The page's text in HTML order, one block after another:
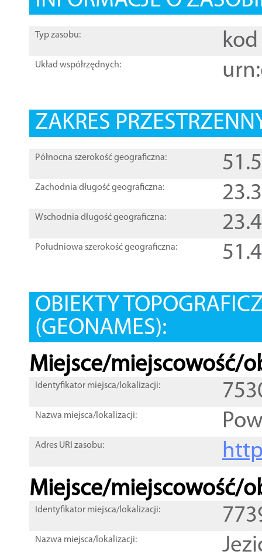
Typ zasobu: kod
Układ współrzędnych:
ZAKRES
Północna szerokość geograficzna:
Zachodnia długość geograficzna:
Wschodnia długość geograficzna:
Południowa szerokość geograficzna:
OBIEKTY
(GEONAMES):
Miejsce/miejscowość/
Identyfikator miejsca/lokalizacji:
Nazwa miejsca/lokalizacji:
Adres URI zasobu:
Miejsce/miejscowość/
Identyfikator miejsca/lokalizacji:
Nazwa miejsca/lokalizacji: